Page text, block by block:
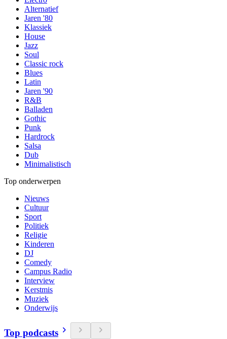
Alternatief
Jaren '80
Klassiek
House
Jazz
Soul
Classic rock
Blues
Latin
Jaren '90
R&B
Balladen
Gothic
Punk
Hardrock
Salsa
Dub
Minimalistisch
Top onderwerpen
Nieuws
Cultuur
Sport
Politiek
Religie
Kinderen
DJ
Comedy
Campus Radio
Interview
Kerstmis
Muziek
Onderwijs
Top podcasts